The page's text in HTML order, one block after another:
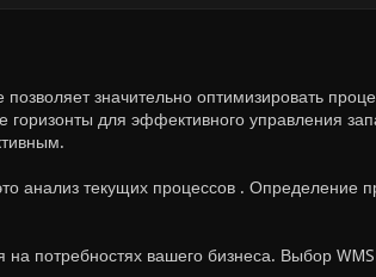
значительно оптимизировать
горизонты для эффективного управления
анализ текущих процессов . Определение
потребностях вашего бизнеса. Выбор